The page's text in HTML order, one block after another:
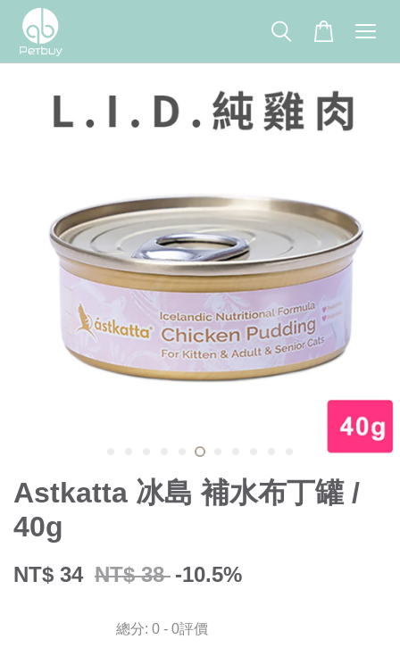
Astkatta 冰島 補水布丁罐 /
40g
NT$ 34 NT$ 38 -10.5%
總分: 0 - 0評價